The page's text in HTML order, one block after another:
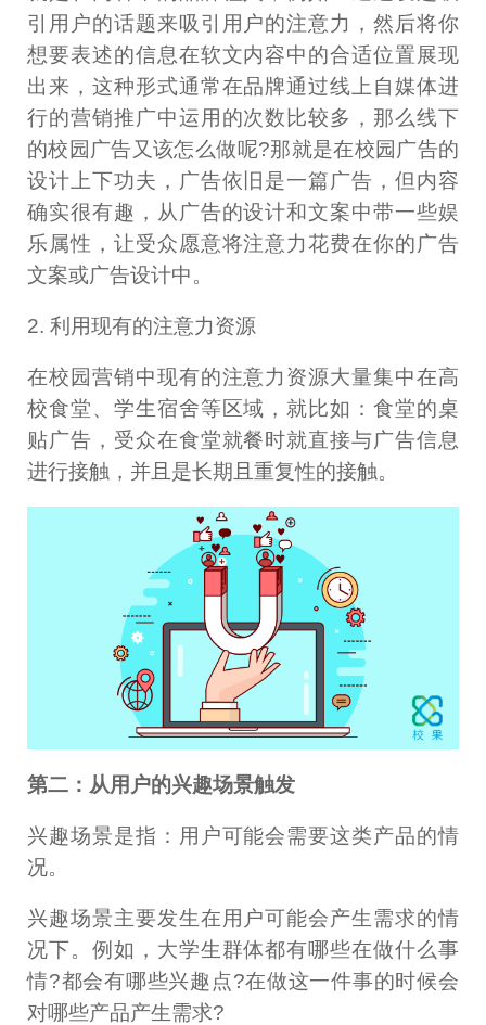
引用户的话题来吸引用户的注意力，然后将你
想要表述的信息在软文内容中的合适位置展现
出来，这种形式通常在品牌通过线上自媒体进
行的营销推广中运用的次数比较多，那么线下
的校园广告又该怎么做呢?那就是在校园广告的
设计上下功夫，广告依旧是一篇广告，但内容
确实很有趣，从广告的设计和文案中带一些娱
乐属性，让受众愿意将注意力花费在你的广告
文案或广告设计中。
2. 利用现有的注意力资源
在校园营销中现有的注意力资源大量集中在高
校食堂、学生宿舍等区域，就比如：食堂的桌
贴广告，受众在食堂就餐时就直接与广告信息
进行接触，并且是长期且重复性的接触。
第二：从用户的兴趣场景触发
兴趣场景是指：用户可能会需要这类产品的情
况。
兴趣场景主要发生在用户可能会产生需求的情
况下。例如，大学生群体都有哪些在做什么事
情?都会有哪些兴趣点?在做这一件事的时候会
对哪些产品产生需求?